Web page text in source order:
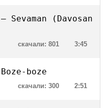
(Davosan
3:45
скачали: 801
boze
2:51
скачали: 300